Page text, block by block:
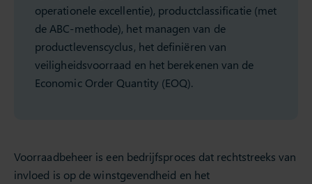
operationele excellentie), productclassificatie (met
de ABC-methode), het managen van de
productlevenscyclus, het definiëren van
veiligheidsvoorraad en het berekenen van de
Economic Order Quantity (EOQ).
Voorraadbeheer is een bedrijfsproces dat rechtstreeks van
invloed is op de winstgevendheid en het